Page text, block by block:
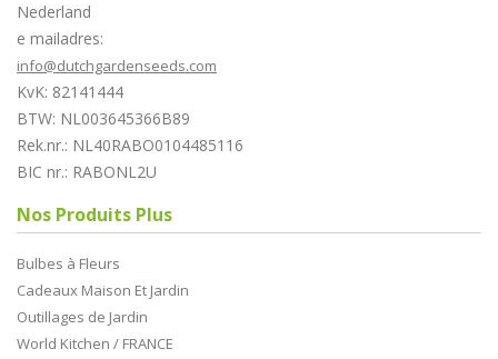
Nederland
e mailadres:
info@dutchgardenseeds.com
KvK: 82141444
BTW: NL003645366B89
Rek.nr.: NL40RABO0104485116
BIC nr.: RABONL2U
Nos Produits Plus
Bulbes à Fleurs
Cadeaux Maison Et Jardin
Outillages de Jardin
World Kitchen / FRANCE